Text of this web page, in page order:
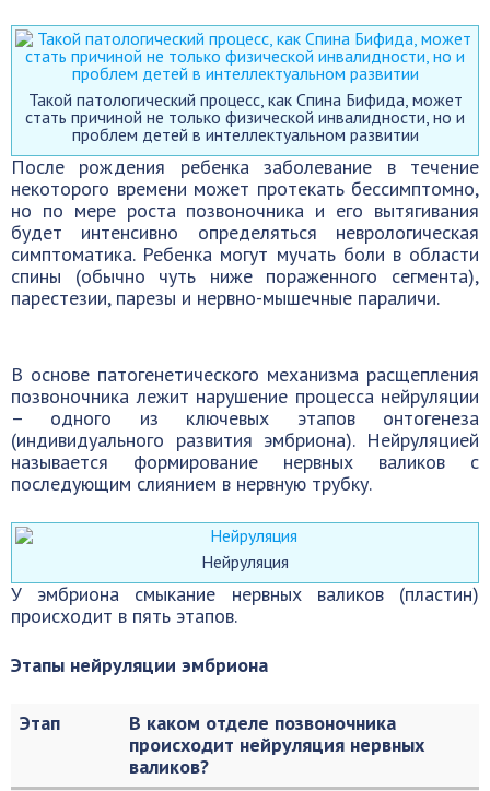
Такой патологический процесс, как Спина Бифида, может
стать причиной не только физической инвалидности, но и
проблем детей в интеллектуальном развитии
После рождения ребенка заболевание в течение
некоторого времени может протекать бессимптомно,
но по мере роста позвоночника и его вытягивания
будет интенсивно определяться неврологическая
симптоматика. Ребенка могут мучать боли в области
спины (обычно чуть ниже пораженного сегмента),
парестезии, парезы и нервно-мышечные параличи.
В основе патогенетического механизма расщепления
позвоночника лежит нарушение процесса нейруляции
– одного из ключевых этапов онтогенеза
(индивидуального развития эмбриона). Нейруляцией
называется формирование нервных валиков с
последующим слиянием в нервную трубку.
Нейруляция
У эмбриона смыкание нервных валиков (пластин)
происходит в пять этапов.
Этапы нейруляции эмбриона
Этап
В каком отделе позвоночника
происходит нейруляция нервных
валиков?